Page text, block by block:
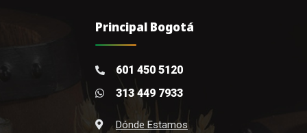
Principal Bogotá
601 450 5120
313 449 7933
Dónde Estamos